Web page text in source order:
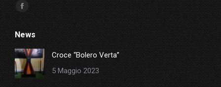
Ci puoi trovare su:
Facebook
page
opens
in
new
window
News
Croce “Bolero Verta”
5 Maggio 2023